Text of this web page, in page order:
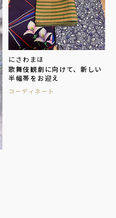
にさわまほ
歌舞伎観劇に向けて、新しい
半幅帯をお迎え
コーディネート